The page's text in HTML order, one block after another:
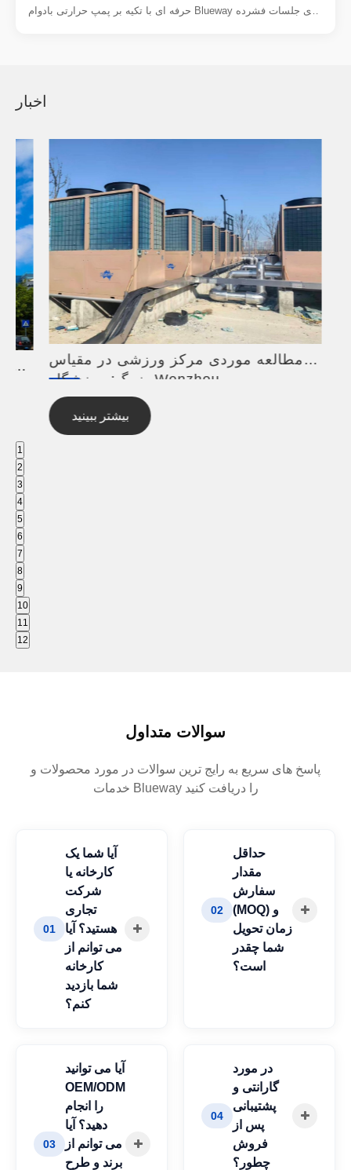
حرفه ای با تکیه بر پمپ حرارتی بادوام Blueway برای جلسات فشرده
اخبار
مطالعه موردی مرکز ورزشی در مقیاس
بزرگ: ورزشگاه Wenzhou
بیشتر ببینید
1
2
3
4
5
6
7
8
9
10
11
12
سوالات متداول
پاسخ های سریع به رایج ترین سوالات در مورد محصولات و
خدمات Blueway را دریافت کنید
01
آیا شما یک
کارخانه یا
شرکت
تجاری
هستید؟ آیا
می توانم از
کارخانه
شما بازدید
کنم؟
02
حداقل
مقدار
سفارش
(MOQ) و
زمان تحویل
شما چقدر
است؟
03
آیا می توانید
OEM/ODM
را انجام
دهید؟ آیا
می توانم از
برند و طرح
04
در مورد
گارانتی و
پشتیبانی
پس از
فروش
چطور؟